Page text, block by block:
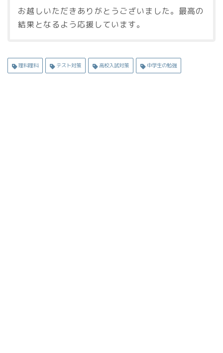
お越しいただきありがとうございました。最高の
結果となるよう応援しています。
理科理科 テスト対策 高校入試対策 中学生の勉強